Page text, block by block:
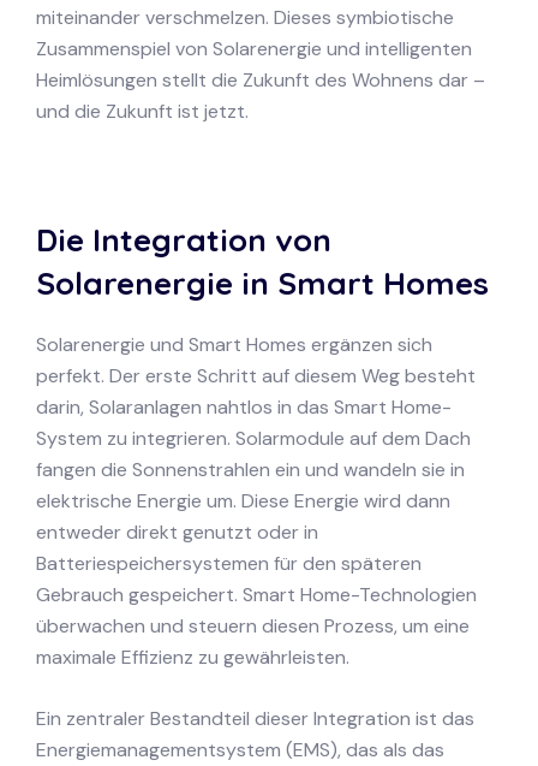
miteinander verschmelzen. Dieses symbiotische
Zusammenspiel von Solarenergie und intelligenten
Heimlösungen stellt die Zukunft des Wohnens dar –
und die Zukunft ist jetzt.
Die Integration von
Solarenergie in Smart Homes
Solarenergie und Smart Homes ergänzen sich
perfekt. Der erste Schritt auf diesem Weg besteht
darin, Solaranlagen nahtlos in das Smart Home-
System zu integrieren. Solarmodule auf dem Dach
fangen die Sonnenstrahlen ein und wandeln sie in
elektrische Energie um. Diese Energie wird dann
entweder direkt genutzt oder in
Batteriespeichersystemen für den späteren
Gebrauch gespeichert. Smart Home-Technologien
überwachen und steuern diesen Prozess, um eine
maximale Effizienz zu gewährleisten.
Ein zentraler Bestandteil dieser Integration ist das
Energiemanagementsystem (EMS), das als das